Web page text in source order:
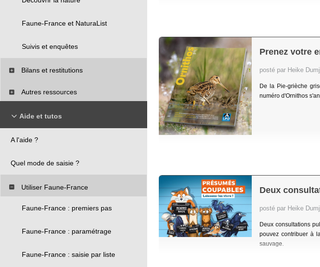
Faune-France et NaturaList
Suivis et enquêtes
Bilans et restitutions
Autres ressources
Aide et tutos
A l'aide ?
Quel mode de saisie ?
Utiliser Faune-France
Faune-France : premiers pas
Faune-France : paramétrage
Faune-France : saisie par liste
Prenez votre
posté par Heike
De la Pie-grièche
numéro d'Ornithos
Deux
posté par Heike
Deux consultations
pouvez contribuer à
sauvage.